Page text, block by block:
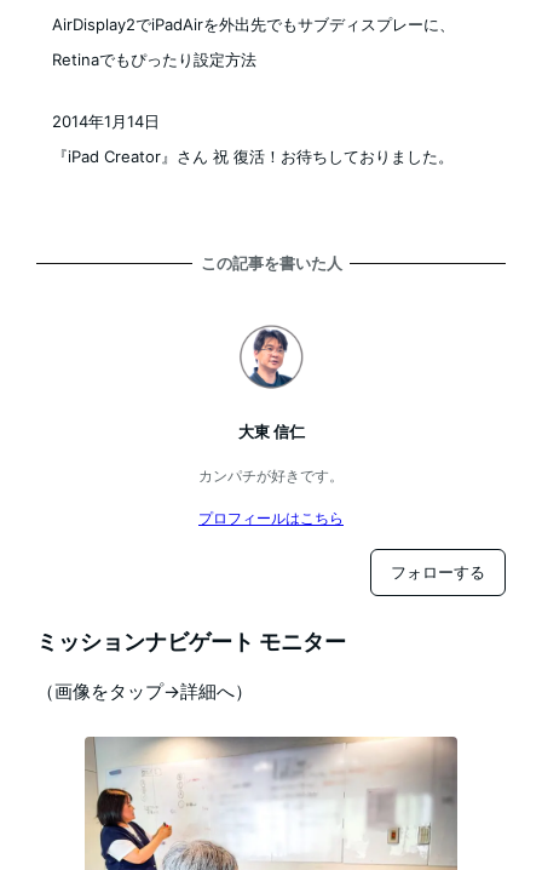
AirDisplay2でiPadAirを外出先でもサブディスプレーに、
Retinaでもぴったり設定方法
『iPad Creator』さん 祝 復活！お待ちしておりました。
2014年1月14日
この記事を書いた人
大東 信仁
カンパチが好きです。
プロフィールはこちら
フォローする
ミッションナビゲート モニター
（画像をタップ→詳細へ）